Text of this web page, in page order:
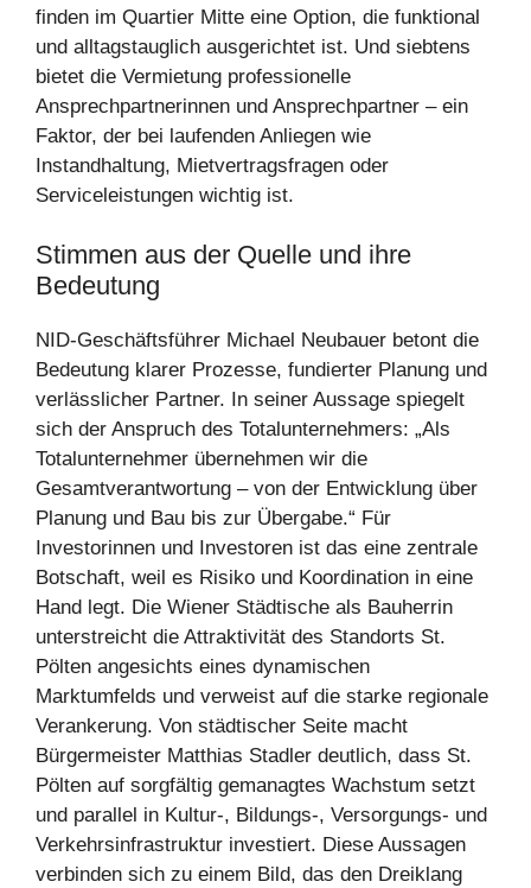
finden im Quartier Mitte eine Option, die funktional
und alltagstauglich ausgerichtet ist. Und siebtens
bietet die Vermietung professionelle
Ansprechpartnerinnen und Ansprechpartner – ein
Faktor, der bei laufenden Anliegen wie
Instandhaltung, Mietvertragsfragen oder
Serviceleistungen wichtig ist.
Stimmen aus der Quelle und ihre
Bedeutung
NID-Geschäftsführer Michael Neubauer betont die
Bedeutung klarer Prozesse, fundierter Planung und
verlässlicher Partner. In seiner Aussage spiegelt
sich der Anspruch des Totalunternehmers: „Als
Totalunternehmer übernehmen wir die
Gesamtverantwortung – von der Entwicklung über
Planung und Bau bis zur Übergabe.“ Für
Investorinnen und Investoren ist das eine zentrale
Botschaft, weil es Risiko und Koordination in eine
Hand legt. Die Wiener Städtische als Bauherrin
unterstreicht die Attraktivität des Standorts St.
Pölten angesichts eines dynamischen
Marktumfelds und verweist auf die starke regionale
Verankerung. Von städtischer Seite macht
Bürgermeister Matthias Stadler deutlich, dass St.
Pölten auf sorgfältig gemanagtes Wachstum setzt
und parallel in Kultur-, Bildungs-, Versorgungs- und
Verkehrsinfrastruktur investiert. Diese Aussagen
verbinden sich zu einem Bild, das den Dreiklang